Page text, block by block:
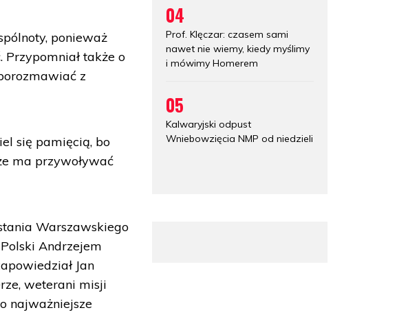
ponieważ
także o
z
się pamięcią, bo
ma przywoływać
Warszawskiego
Andrzejem
Jan
weterani misji
najważniejsze
04
Prof. Klęczar: czasem sami
nawet nie wiemy, kiedy myślimy
i mówimy Homerem
05
Kalwaryjski odpust
Wniebowzięcia NMP od niedzieli